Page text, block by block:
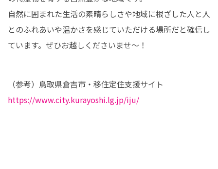
自然に囲まれた生活の素晴らしさや地域に根ざした人と人
とのふれあいや温かさを感じていただける場所だと確信し
ています。ぜひお越しくださいませ〜！
https://www.city.kurayoshi.lg.jp/iju/